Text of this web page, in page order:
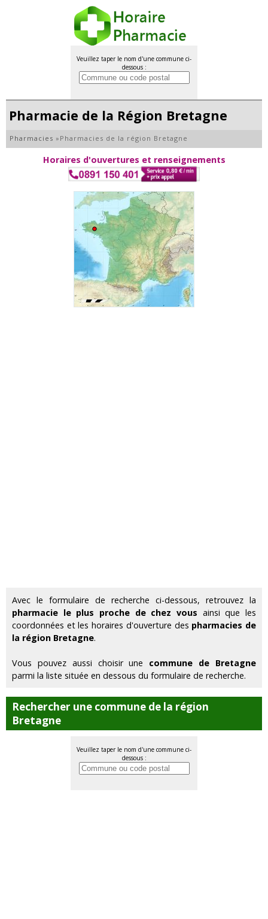
Veuillez taper le nom d'une commune ci-
dessous :
Pharmacie de la Région Bretagne
Pharmacies » Pharmacies de la région Bretagne
Horaires d'ouvertures et renseignements
Avec le formulaire de recherche ci-dessous, retrouvez la
pharmacie le plus proche de chez vous ainsi que les
coordonnées et les horaires d'ouverture des pharmacies de
la région Bretagne.
Vous pouvez aussi choisir une commune de Bretagne
parmi la liste située en dessous du formulaire de recherche.
Rechercher une commune de la région
Bretagne
Veuillez taper le nom d'une commune ci-
dessous :